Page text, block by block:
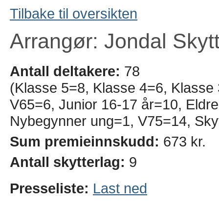
Tilbake til oversikten
Arrangør: Jondal
Antall deltakere: 78
(Klasse 5=8, Klasse 4=6,
V65=6, Junior 16-17 år=10,
Nybegynner ung=1, V75=14,
Sum premieinnskudd: 673 kr.
Antall skytterlag: 9
Presseliste: Last ned